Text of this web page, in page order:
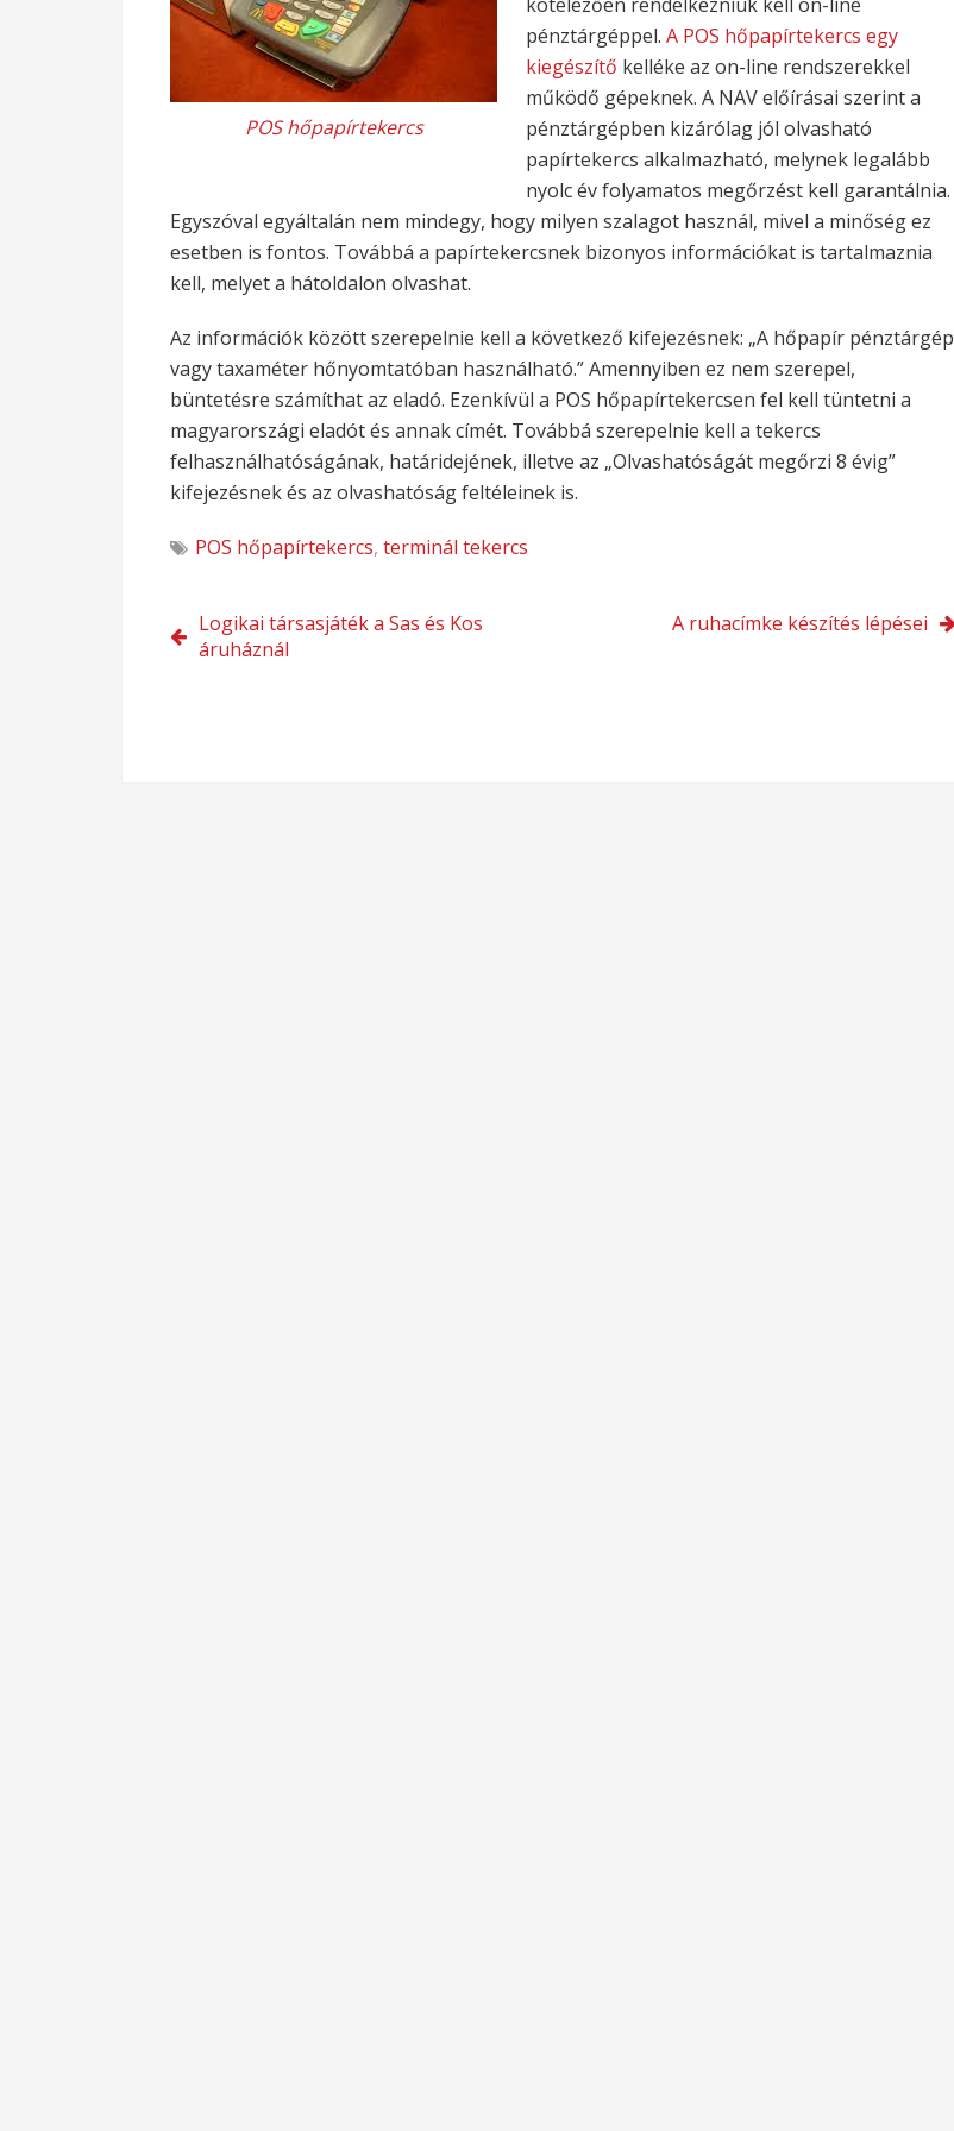
POS hőpapírtekercs
pénztárgéppel. A POS hőpapírtekercs egy
kiegészítő kelléke az on-line rendszerekkel
működő gépeknek. A NAV előírásai szerint a
pénztárgépben kizárólag jól olvasható
papírtekercs alkalmazható, melynek legalább
nyolc év folyamatos megőrzést kell garantálnia.
Egyszóval egyáltalán nem mindegy, hogy milyen szalagot használ, mivel a minőség ez
esetben is fontos. Továbbá a papírtekercsnek bizonyos információkat is tartalmaznia
kell, melyet a hátoldalon olvashat.
Az információk között szerepelnie kell a következő kifejezésnek: „A hőpapír pénztárgép
vagy taxaméter hőnyomtatóban használható.” Amennyiben ez nem szerepel,
büntetésre számíthat az eladó. Ezenkívül a POS hőpapírtekercsen fel kell tüntetni a
magyarországi eladót és annak címét. Továbbá szerepelnie kell a tekercs
felhasználhatóságának, határidejének, illetve az „Olvashatóságát megőrzi 8 évig”
kifejezésnek és az olvashatóság feltéleinek is.
POS hőpapírtekercs, terminál tekercs
Bejegyzés
Logikai társasjáték a Sas és Kos
áruháznál
A ruhacímke készítés lépései